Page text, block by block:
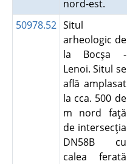
nord-est.
50978.52 Situl
arheologic de
la Bocşa -
Lenoi. Situl se
află amplasat
la cca. 500 de
m nord faţă
de intersecţia
DN58B cu
calea ferată